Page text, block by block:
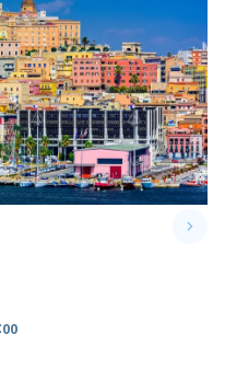
keyboard_arrow_right